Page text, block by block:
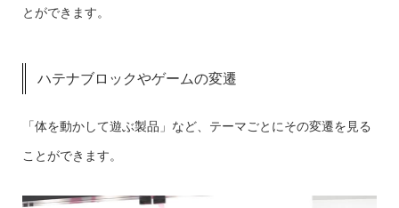
とができます。
ハテナブロックやゲームの変遷
「体を動かして遊ぶ製品」など、テーマごとにその変遷を見る
ことができます。